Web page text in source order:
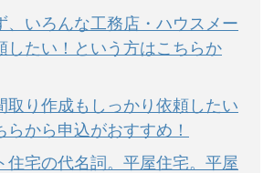
、いろんな工務店・ハウスメー
したい！という方はこちらか
取り作成もしっかり依頼したい
らから申込がおすすめ！
住宅の代名詞。平屋住宅。平屋